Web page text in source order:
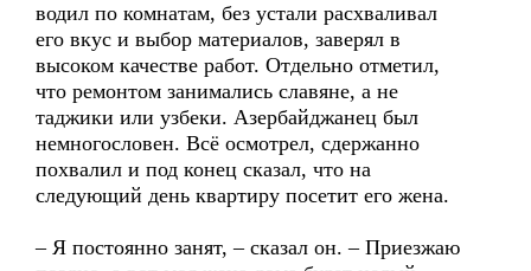
водил по комнатам, без устали расхваливал
его вкус и выбор материалов, заверял в
высоком качестве работ. Отдельно отметил,
что ремонтом занимались славяне, а не
таджики или узбеки. Азербайджанец был
немногословен. Всё осмотрел, сдержанно
похвалил и под конец сказал, что на
следующий день квартиру посетит его жена.
– Я постоянно занят, – сказал он. – Приезжаю